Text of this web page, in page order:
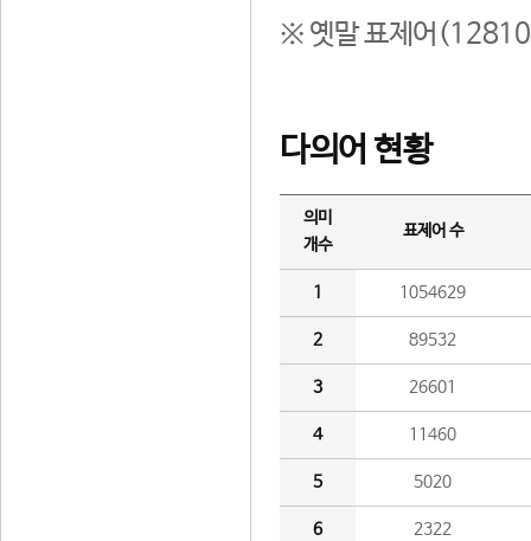
※ 옛말 표제어(12810
다의어 현황
의미
개수
표제어 수
1 1054629
2 89532
3 26601
4 11460
5 5020
6 2322